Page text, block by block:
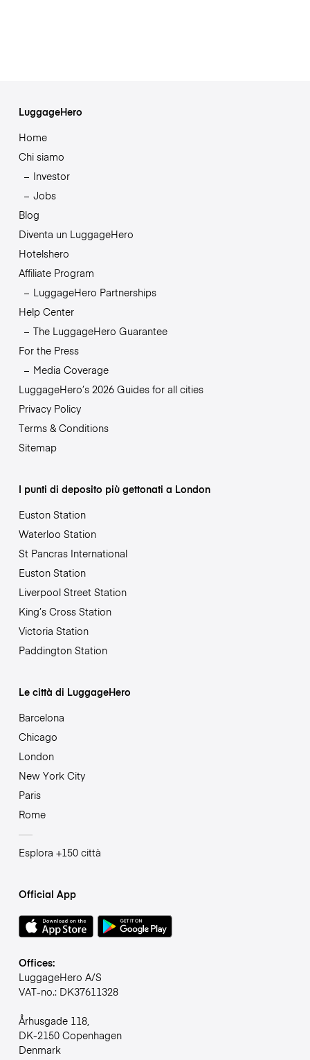
LuggageHero
Home
Chi siamo
Investor
Jobs
Blog
Diventa un LuggageHero
Hotelshero
Affiliate Program
LuggageHero Partnerships
Help Center
The LuggageHero Guarantee
For the Press
Media Coverage
LuggageHero’s 2026 Guides for all cities
Privacy Policy
Terms & Conditions
Sitemap
I punti di deposito più gettonati a London
Euston Station
Waterloo Station
St Pancras International
Euston Station
Liverpool Street Station
King’s Cross Station
Victoria Station
Paddington Station
Le città di LuggageHero
Barcelona
Chicago
London
New York City
Paris
Rome
Esplora +150 città
Official App
Offices:
LuggageHero A/S
VAT-no.: DK37611328
Århusgade 118,
DK-2150 Copenhagen
Denmark